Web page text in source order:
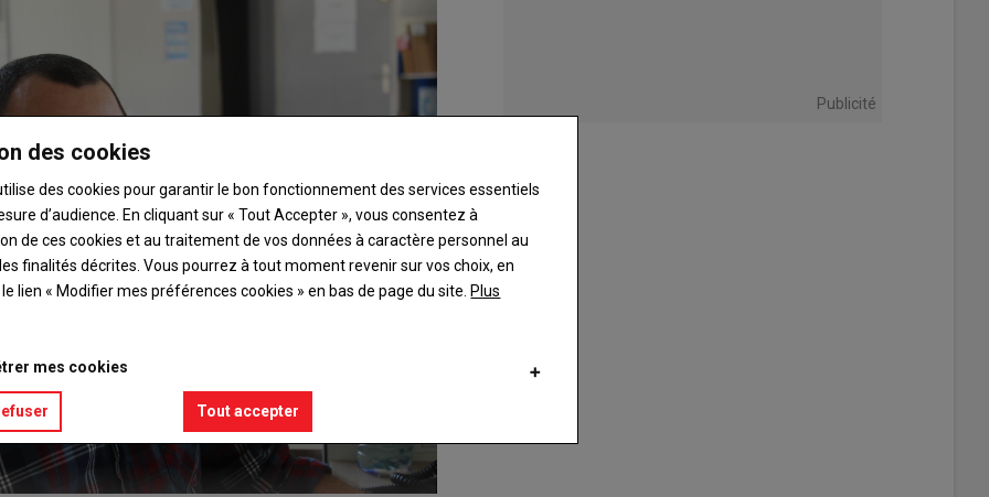
Publicité
des cookies
des cookies pour garantir le bon fonctionnement des services essentiels
d’audience. En cliquant sur « Tout Accepter », vous consentez à
de ces cookies et au traitement de vos données à caractère personnel au
finalités décrites. Vous pourrez à tout moment revenir sur vos choix, en
lien « Modifier mes préférences cookies » en bas de page du site.Plus
mes cookies
Tout accepter